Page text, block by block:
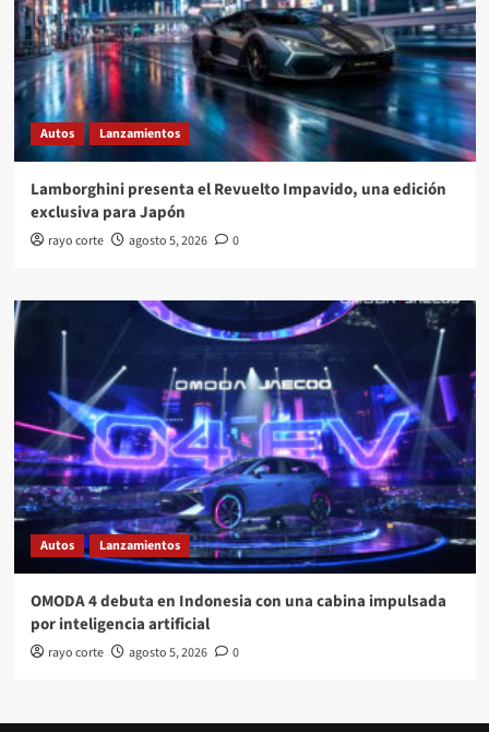
Autos Lanzamientos
Lamborghini presenta el Revuelto Impavido, una edición
exclusiva para Japón
rayo corte agosto 5, 2026 0
Autos Lanzamientos
OMODA 4 debuta en Indonesia con una cabina impulsada
por inteligencia artificial
rayo corte agosto 5, 2026 0